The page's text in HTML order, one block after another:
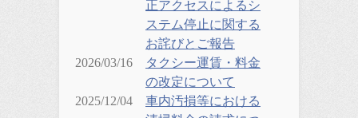
正アクセスによるシ
ステム停止に関する
お詫びとご報告
2026/03/16
タクシー運賃・料金
の改定について
2025/12/04
車内汚損等における